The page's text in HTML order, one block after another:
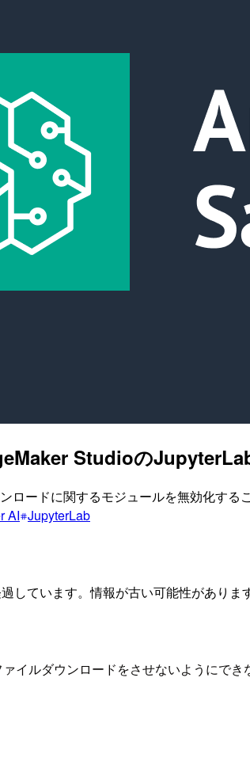
Studioの
ロードに関するモジュールを無効化する
AI JupyterLab
しています。情報が古い可能性がありま
イルダウンロードをさせないようにで